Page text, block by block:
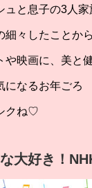
ュと息子の3人家
細々したことから
や映画に、美と
になるお年ごろ
クね♡
大好き！